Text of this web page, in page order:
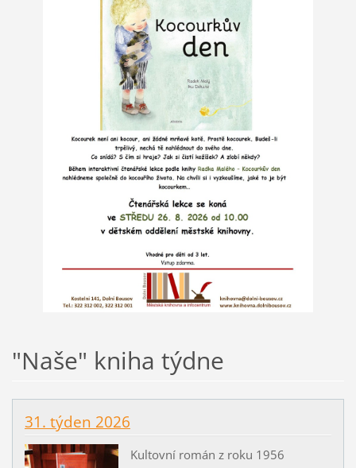
"Naše" kniha týdne
31. týden 2026
Kultovní román z roku 1956